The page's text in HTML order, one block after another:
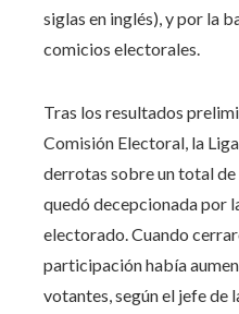
siglas en inglés), y por la
comicios electorales.
Tras los resultados
Comisión Electoral, la
derrotas sobre un total de
quedó decepcionada por
electorado. Cuando
participación había
votantes, según el jefe de